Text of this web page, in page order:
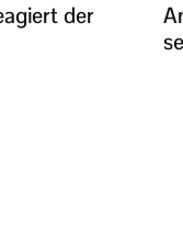
der